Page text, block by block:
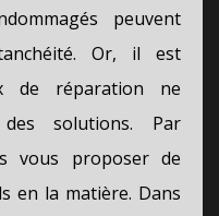
peuvent
Or, il est
de réparation ne
solutions. Par
vous proposer de
en la matière. Dans